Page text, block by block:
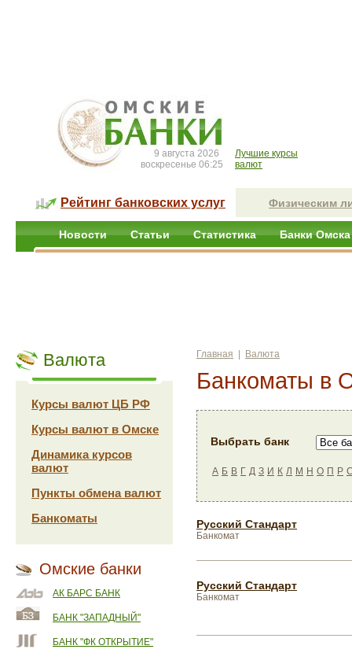
9 августа 2026
воскресенье 06:25
Лучшие курсы
валют
Рейтинг банковских услуг Физическим
Новости Статьи Статистика Банки Омска
Валюта
Курсы валют ЦБ РФ
Курсы валют в Омске
Динамика курсов
валют
Пункты обмена валют
Банкоматы
Омские банки
АК БАРС БАНК
БАНК "ЗАПАДНЫЙ"
БАНК "ФК ОТКРЫТИЕ"
Главная Валюта
Банкоматы в
Выбрать банк
А Б В Г Д З И К Л М Н О П Р
Русский Стандарт
Банкомат
Русский Стандарт
Банкомат